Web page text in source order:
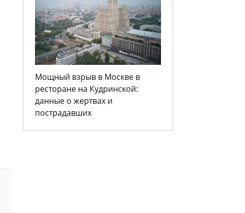
Мощный взрыв в Москве в
ресторане на Кудринской:
данные о жертвах и
пострадавших